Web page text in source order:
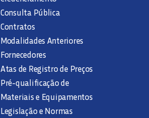
Consulta Pública
Contratos
Modalidades Anteriores
Fornecedores
Atas de Registro de Preços
Pré-qualificação de
Materiais e Equipamentos
Legislação e Normas